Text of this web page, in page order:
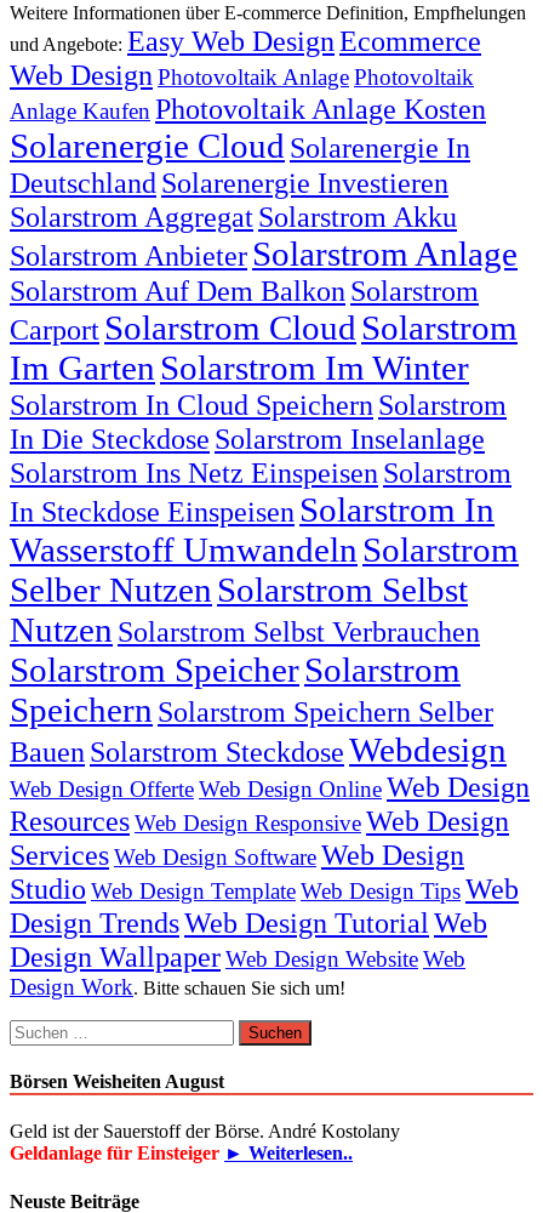
Weitere Informationen über E-commerce Definition, Empfhelungen
und Angebote: Easy Web DesignEcommerce
Web Design Photovoltaik AnlagePhotovoltaik
Anlage Kaufen Photovoltaik Anlage Kosten
Solarenergie Cloud Solarenergie In
Deutschland Solarenergie Investieren
Solarstrom AggregatSolarstrom Akku
Solarstrom Anbieter Solarstrom Anlage
Solarstrom Auf Dem Balkon Solarstrom
Carport Solarstrom Cloud Solarstrom
Im Garten Solarstrom Im Winter
Solarstrom In Cloud Speichern Solarstrom
In Die Steckdose Solarstrom Inselanlage
Solarstrom Ins Netz Einspeisen Solarstrom
In Steckdose Einspeisen Solarstrom In
Wasserstoff Umwandeln Solarstrom
Selber Nutzen Solarstrom Selbst
Nutzen Solarstrom Selbst Verbrauchen
Solarstrom SpeicherSolarstrom
Speichern Solarstrom Speichern Selber
Bauen Solarstrom SteckdoseWebdesign
Web Design OfferteWeb Design OnlineWeb Design
ResourcesWeb Design ResponsiveWeb Design
ServicesWeb Design SoftwareWeb Design
Studio Web Design TemplateWeb Design TipsWeb
Design TrendsWeb Design Tutorial Web
Design WallpaperWeb Design WebsiteWeb
Design Work. Bitte schauen Sie sich um!
Suchen
nach:
Börsen Weisheiten August
Geld ist der Sauerstoff der Börse. André Kostolany
Geldanlage für Einsteiger ► Weiterlesen..
Neuste Beiträge